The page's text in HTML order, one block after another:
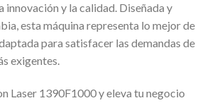
innovación y la calidad. Diseñada y
esta máquina representa lo mejor de
para satisfacer las demandas de
exigentes.
Laser 1390F1000 y eleva tu negocio